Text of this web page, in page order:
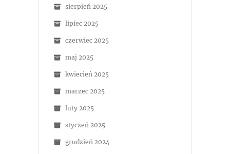
sierpień 2025
lipiec 2025
czerwiec 2025
maj 2025
kwiecień 2025
marzec 2025
luty 2025
styczeń 2025
grudzień 2024